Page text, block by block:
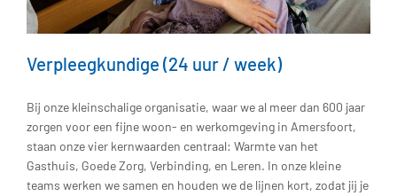
Verpleegkundige (24 uur / week)
Bij onze kleinschalige organisatie, waar we al meer dan 600 jaar
zorgen voor een fijne woon- en werkomgeving in Amersfoort,
staan onze vier kernwaarden centraal: Warmte van het
Gasthuis, Goede Zorg, Verbinding, en Leren. In onze kleine
teams werken we samen en houden we de lijnen kort, zodat jij je